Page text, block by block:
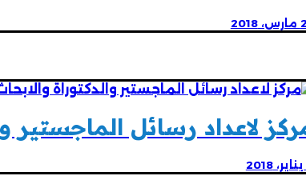
لاعداد رسائل الماجستير